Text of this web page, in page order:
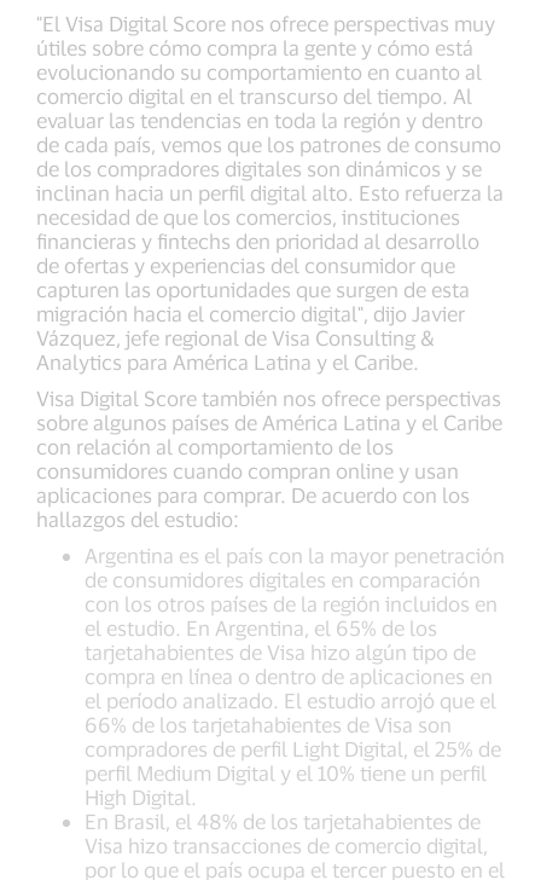
"El Visa Digital Score nos ofrece perspectivas muy
útiles sobre cómo compra la gente y cómo está
evolucionando su comportamiento en cuanto al
comercio digital en el transcurso del tiempo. Al
evaluar las tendencias en toda la región y dentro
de cada país, vemos que los patrones de consumo
de los compradores digitales son dinámicos y se
inclinan hacia un perfil digital alto. Esto refuerza la
necesidad de que los comercios, instituciones
financieras y fintechs den prioridad al desarrollo
de ofertas y experiencias del consumidor que
capturen las oportunidades que surgen de esta
migración hacia el comercio digital", dijo Javier
Vázquez, jefe regional de Visa Consulting &
Analytics para América Latina y el Caribe.
Visa Digital Score también nos ofrece perspectivas
sobre algunos países de América Latina y el Caribe
con relación al comportamiento de los
consumidores cuando compran online y usan
aplicaciones para comprar. De acuerdo con los
hallazgos del estudio:
Argentina es el país con la mayor penetración
de consumidores digitales en comparación
con los otros países de la región incluidos en
el estudio. En Argentina, el 65% de los
tarjetahabientes de Visa hizo algún tipo de
compra en línea o dentro de aplicaciones en
el período analizado. El estudio arrojó que el
66% de los tarjetahabientes de Visa son
compradores de perfil Light Digital, el 25% de
perfil Medium Digital y el 10% tiene un perfil
High Digital.
En Brasil, el 48% de los tarjetahabientes de
Visa hizo transacciones de comercio digital,
por lo que el país ocupa el tercer puesto en el